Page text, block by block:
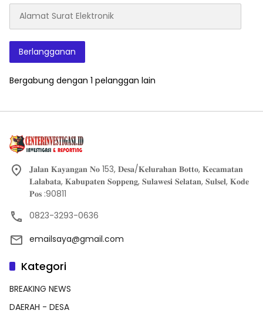
Surat
Elektronik
Berlangganan
Bergabung dengan 1 pelanggan lain
𝐉𝐚𝐥𝐚𝐧 𝐊𝐚𝐲𝐚𝐧𝐠𝐚𝐧 𝐍𝐨 153, 𝐃𝐞𝐬𝐚/𝐊𝐞𝐥𝐮𝐫𝐚𝐡𝐚𝐧 𝐁𝐨𝐭𝐭𝐨, 𝐊𝐞𝐜𝐚𝐦𝐚𝐭𝐚𝐧
𝐋𝐚𝐥𝐚𝐛𝐚𝐭𝐚, 𝐊𝐚𝐛𝐮𝐩𝐚𝐭𝐞𝐧 𝐒𝐨𝐩𝐩𝐞𝐧𝐠, 𝐒𝐮𝐥𝐚𝐰𝐞𝐬𝐢 𝐒𝐞𝐥𝐚𝐭𝐚𝐧, 𝐒𝐮𝐥𝐬𝐞𝐥, 𝐊𝐨𝐝𝐞
𝐏𝐨𝐬 :90811
0823-3293-0636
emailsaya@gmail.com
Kategori
BREAKING NEWS
DAERAH - DESA